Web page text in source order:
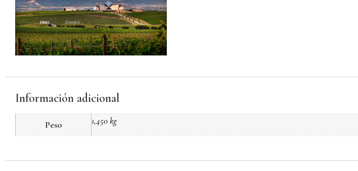
Información adicional
Peso 1,450 kg